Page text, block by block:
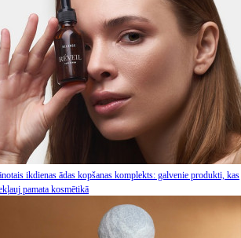
ikdienas ādas kopšanas komplekts: galvenie produkti, kas
pamata kosmētikā